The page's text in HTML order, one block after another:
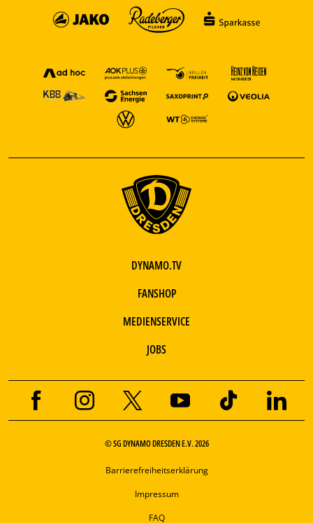
DYNAMO.TV
FANSHOP
MEDIENSERVICE
JOBS
© SG DYNAMO DRESDEN E.V. 2026
Barrierefreiheitserklärung
Impressum
FAQ